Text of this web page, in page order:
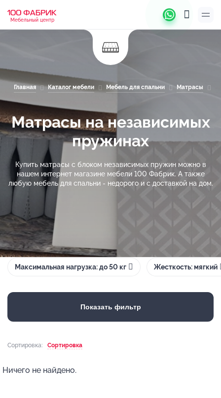
Мебельный центр
Главная Каталог мебели Мебель для спальни Матрасы
Матрасы на независимых
пружинах
Купить матрасы с блоком независимых пружин можно в
нашем интернет магазине мебели 100 Фабрик. А также
любую мебель для спальни - недорого и с доставкой на дом.
Максимальная нагрузка: до 50 кг Жесткость: мягкий
Показать фильтр
Сортировка: Сортировка
Ничего не найдено.